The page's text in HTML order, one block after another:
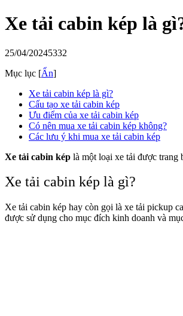
Xe tải cabin kép là
25/04/20245332
Mục lục [Ẩn]
Xe tải cabin kép là gì?
Cấu tạo xe tải cabin kép
Ưu điểm của xe tải cabin kép
Có nên mua xe tải cabin kép không?
Các lưu ý khi mua xe tải cabin kép
Xe tải cabin kép là một loại xe tải được trang
Xe tải cabin kép là gì?
Xe tải cabin kép hay còn gọi là xe tải pickup
được sử dụng cho mục đích kinh doanh và